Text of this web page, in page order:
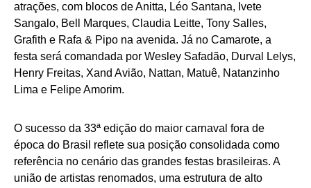
atrações, com blocos de Anitta, Léo Santana, Ivete
Sangalo, Bell Marques, Claudia Leitte, Tony Salles,
Grafith e Rafa & Pipo na avenida. Já no Camarote, a
festa será comandada por Wesley Safadão, Durval Lelys,
Henry Freitas, Xand Avião, Nattan, Matuê, Natanzinho
Lima e Felipe Amorim.
O sucesso da 33ª edição do maior carnaval fora de
época do Brasil reflete sua posição consolidada como
referência no cenário das grandes festas brasileiras. A
união de artistas renomados, uma estrutura de alto